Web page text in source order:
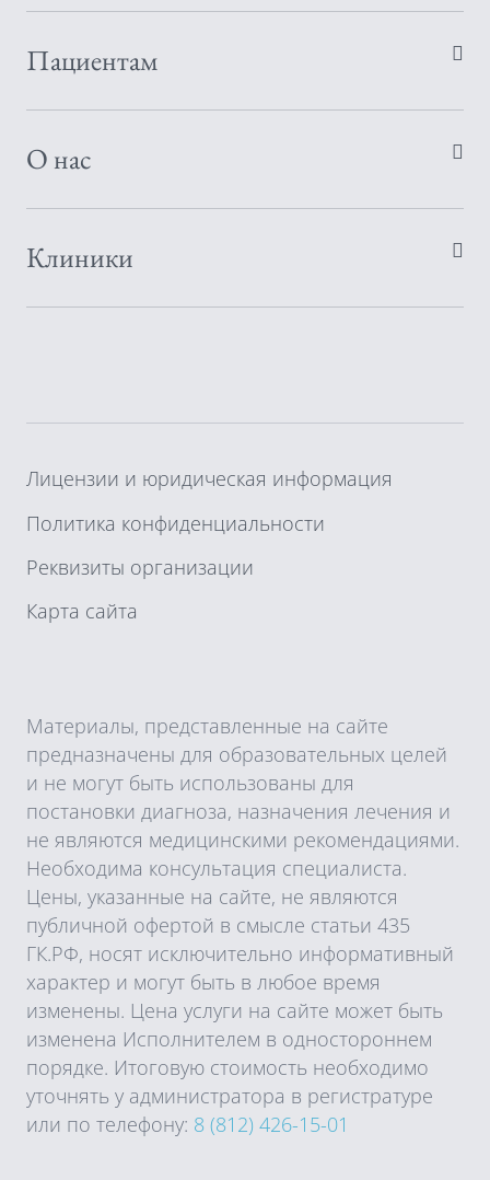
Пациентам
О нас
Клиники
Лицензии и юридическая информация
Политика конфиденциальности
Реквизиты организации
Карта сайта
Материалы, представленные на сайте
предназначены для образовательных целей
и не могут быть использованы для
постановки диагноза, назначения лечения и
не являются медицинскими рекомендациями.
Необходима консультация специалиста.
Цены, указанные на сайте, не являются
публичной офертой в смысле статьи 435
ГК.РФ, носят исключительно информативный
характер и могут быть в любое время
изменены. Цена услуги на сайте может быть
изменена Исполнителем в одностороннем
порядке. Итоговую стоимость необходимо
уточнять у администратора в регистратуре
или по телефону: 8 (812) 426-15-01